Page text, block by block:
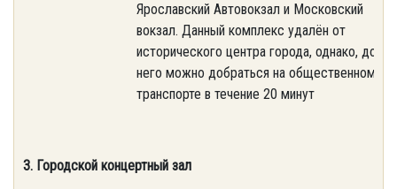
Ярославский Автовокзал и Московский
вокзал. Данный комплекс удалён от
исторического центра города, однако, до
него можно добраться на общественном
транспорте в течение 20 минут
3. Городской концертный зал